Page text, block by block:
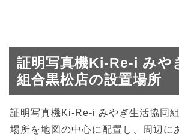
証明写真機Ki-Re-i みや
組合黒松店の設置場所
証明写真機Ki-Re-i みやぎ生活協同
場所を地図の中心に配置し、周辺に